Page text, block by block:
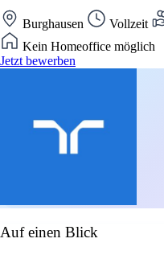
Burghausen Vollzeit
Kein Homeoffice möglich
Jetzt bewerben
Auf einen Blick